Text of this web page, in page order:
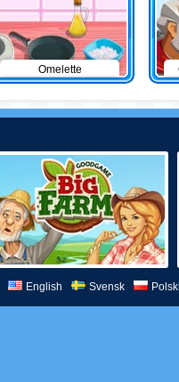
Omelette
English Svensk